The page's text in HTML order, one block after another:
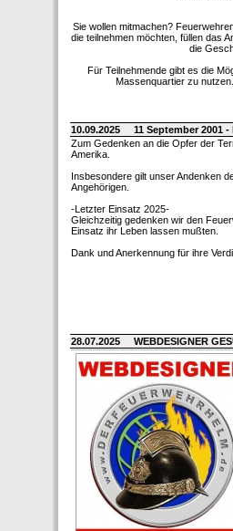
Sie wollen mitmachen?
die teilnehmen möchten, füllen das
die
Für Teilnehmende gibt es die
Massenquartier zu
10.09.2025
11 September 2001
Zum Gedenken an die Opfer der
Amerika.
Insbesondere gilt unser Andenken
Angehörigen.
-Letzter Einsatz 2025-
Gleichzeitig gedenken wir den
Einsatz ihr Leben lassen mußten.
Dank und Anerkennung für ihre
28.07.2025 WEBDESIGNER